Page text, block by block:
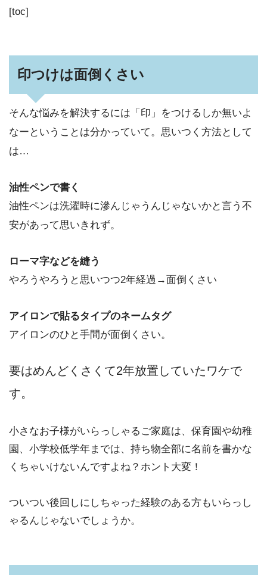
[toc]
印つけは面倒くさい
そんな悩みを解決するには「印」をつけるしか無いよ
なーということは分かっていて。思いつく方法として
は…
油性ペンで書く
油性ペンは洗濯時に滲んじゃうんじゃないかと言う不
安があって思いきれず。
ローマ字などを縫う
やろうやろうと思いつつ2年経過→面倒くさい
アイロンで貼るタイプのネームタグ
アイロンのひと手間が面倒くさい。
要はめんどくさくて2年放置していたワケで
す。
小さなお子様がいらっしゃるご家庭は、保育園や幼稚
園、小学校低学年までは、持ち物全部に名前を書かな
くちゃいけないんですよね？ホント大変！
ついつい後回しにしちゃった経験のある方もいらっし
ゃるんじゃないでしょうか。